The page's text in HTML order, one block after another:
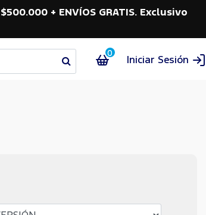
+ ENVÍOS GRATIS. Exclusivo
0
Iniciar Sesión